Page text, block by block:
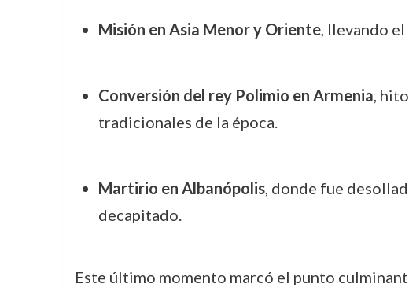
Misión en Asia Menor y Oriente, llevando
Conversión del rey Polimio en Armenia,
tradicionales de la época.
Martirio en Albanópolis, donde fue
decapitado.
Este último momento marcó el punto